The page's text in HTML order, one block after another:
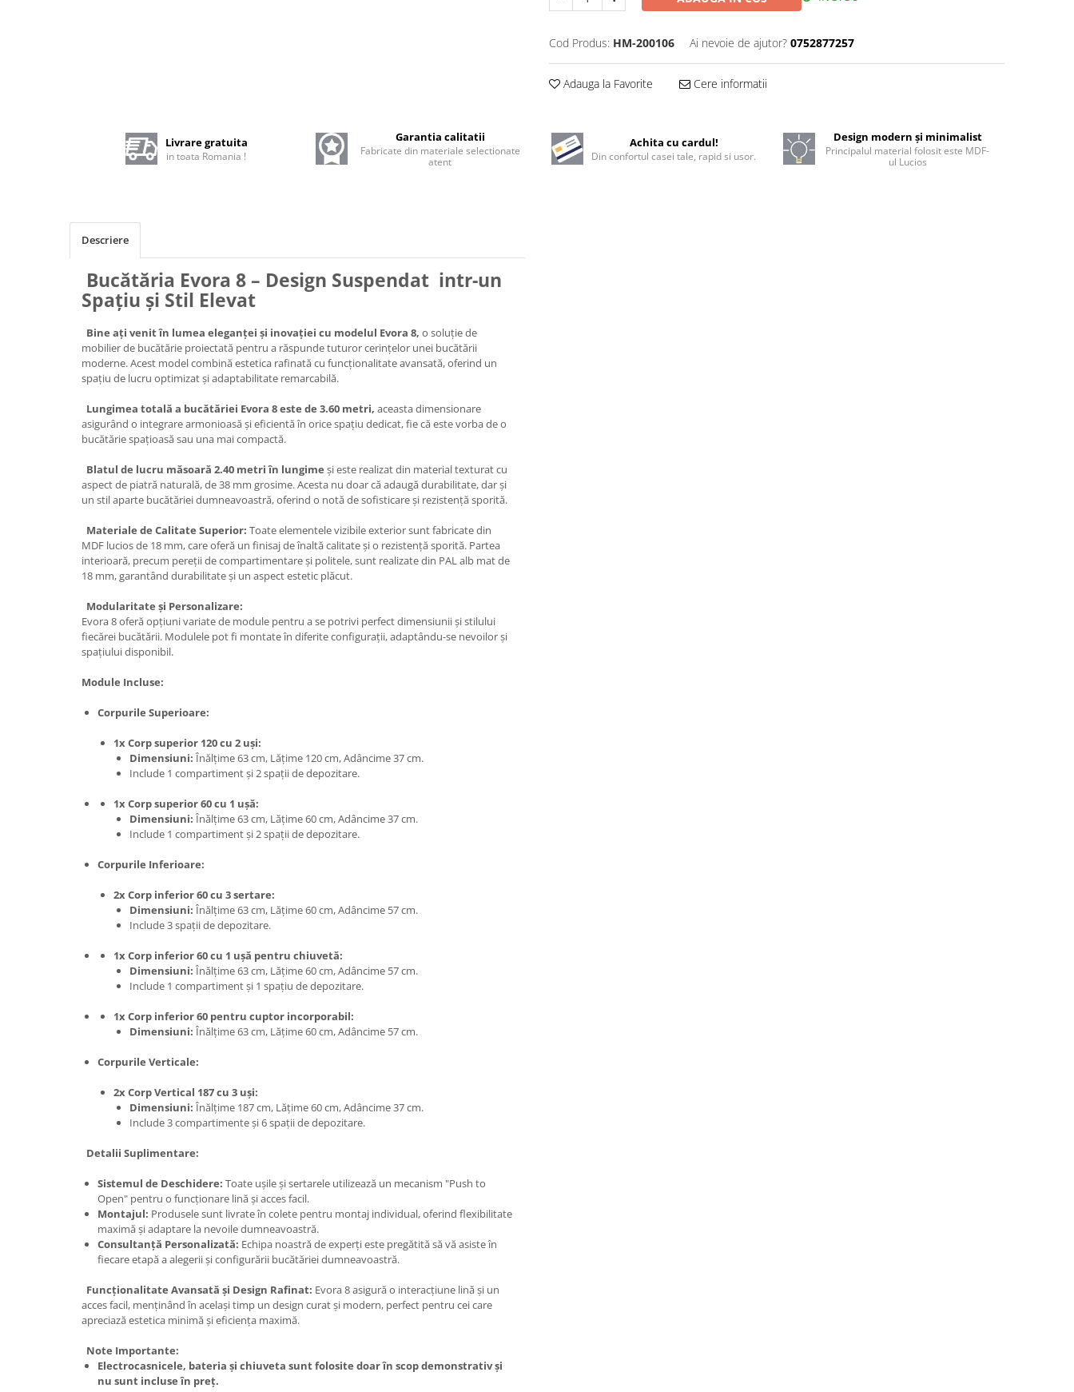
Cod Produs: HM-200106 Ai nevoie de ajutor? 0752877257
Adauga la Favorite Cere informatii
Livrare gratuita
in toata Romania !
Garantia calitatii
Fabricate din materiale selectionate
atent
Achita cu cardul!
Din confortul casei tale, rapid si usor.
Design modern și minimalist
Principalul material folosit este MDF-
ul Lucios
Descriere
Bucătăria Evora 8 – Design Suspendat intr-un
Spațiu și Stil Elevat
Bine ați venit în lumea eleganței și inovației cu modelul Evora 8, o soluție de
mobilier de bucătărie proiectată pentru a răspunde tuturor cerințelor unei bucătării
moderne. Acest model combină estetica rafinată cu funcționalitate avansată, oferind un
spațiu de lucru optimizat și adaptabilitate remarcabilă.
Lungimea totală a bucătăriei Evora 8 este de 3.60 metri, aceasta dimensionare
asigurând o integrare armonioasă și eficientă în orice spațiu dedicat, fie că este vorba de o
bucătărie spațioasă sau una mai compactă.
Blatul de lucru măsoară 2.40 metri în lungime și este realizat din material texturat cu
aspect de piatră naturală, de 38 mm grosime. Acesta nu doar că adaugă durabilitate, dar și
un stil aparte bucătăriei dumneavoastră, oferind o notă de sofisticare și rezistență sporită.
Materiale de Calitate Superior: Toate elementele vizibile exterior sunt fabricate din
MDF lucios de 18 mm, care oferă un finisaj de înaltă calitate și o rezistență sporită. Partea
interioară, precum pereții de compartimentare și politele, sunt realizate din PAL alb mat de
18 mm, garantând durabilitate și un aspect estetic plăcut.
Modularitate și Personalizare:
Evora 8 oferă opțiuni variate de module pentru a se potrivi perfect dimensiunii și stilului
fiecărei bucătării. Modulele pot fi montate în diferite configurații, adaptându-se nevoilor și
spațiului disponibil.
Module Incluse:
Corpurile Superioare:
1x Corp superior 120 cu 2 uși:
Dimensiuni: Înălțime 63 cm, Lățime 120 cm, Adâncime 37 cm.
Include 1 compartiment și 2 spații de depozitare.
1x Corp superior 60 cu 1 ușă:
Dimensiuni: Înălțime 63 cm, Lățime 60 cm, Adâncime 37 cm.
Include 1 compartiment și 2 spații de depozitare.
Corpurile Inferioare:
2x Corp inferior 60 cu 3 sertare:
Dimensiuni: Înălțime 63 cm, Lățime 60 cm, Adâncime 57 cm.
Include 3 spații de depozitare.
1x Corp inferior 60 cu 1 ușă pentru chiuvetă:
Dimensiuni: Înălțime 63 cm, Lățime 60 cm, Adâncime 57 cm.
Include 1 compartiment și 1 spațiu de depozitare.
1x Corp inferior 60 pentru cuptor incorporabil:
Dimensiuni: Înălțime 63 cm, Lățime 60 cm, Adâncime 57 cm.
Corpurile Verticale:
2x Corp Vertical 187 cu 3 uși:
Dimensiuni: Înălțime 187 cm, Lățime 60 cm, Adâncime 37 cm.
Include 3 compartimente și 6 spații de depozitare.
Detalii Suplimentare:
Sistemul de Deschidere: Toate ușile și sertarele utilizează un mecanism "Push to
Open" pentru o funcționare lină și acces facil.
Montajul: Produsele sunt livrate în colete pentru montaj individual, oferind flexibilitate
maximă și adaptare la nevoile dumneavoastră.
Consultanță Personalizată: Echipa noastră de experți este pregătită să vă asiste în
fiecare etapă a alegerii și configurării bucătăriei dumneavoastră.
Funcționalitate Avansată și Design Rafinat: Evora 8 asigură o interacțiune lină și un
acces facil, menținând în același timp un design curat și modern, perfect pentru cei care
apreciază estetica minimă și eficiența maximă.
Note Importante:
Electrocasnicele, bateria și chiuveta sunt folosite doar în scop demonstrativ și
nu sunt incluse în preț.